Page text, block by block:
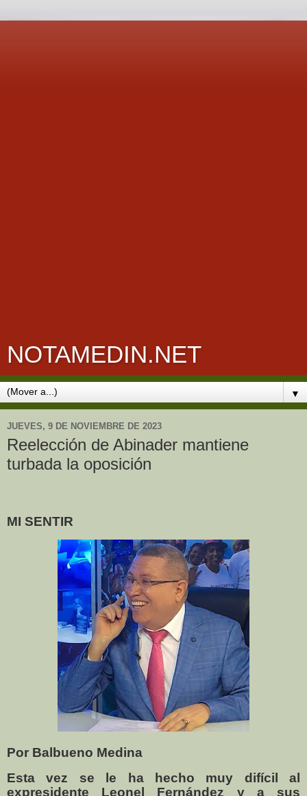
NOTAMEDIN.NET
▼
JUEVES, 9 DE NOVIEMBRE DE 2023
Reelección de Abinader mantiene
turbada la oposición
MI SENTIR
Por Balbueno Medina
Esta vez se le ha hecho muy difícil al
expresidente Leonel Fernández y a sus